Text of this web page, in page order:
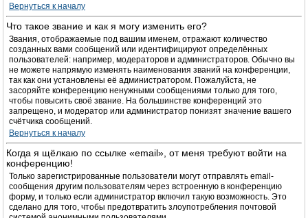
Вернуться к началу
Что такое звание и как я могу изменить его?
Звания, отображаемые под вашим именем, отражают количество
созданных вами сообщений или идентифицируют определённых
пользователей: например, модераторов и администраторов. Обычно вы
не можете напрямую изменять наименования званий на конференции,
так как они установлены её администратором. Пожалуйста, не
засоряйте конференцию ненужными сообщениями только для того,
чтобы повысить своё звание. На большинстве конференций это
запрещено, и модератор или администратор понизят значение вашего
счётчика сообщений.
Вернуться к началу
Когда я щёлкаю по ссылке «email», от меня требуют войти на
конференцию!
Только зарегистрированные пользователи могут отправлять email-
сообщения другим пользователям через встроенную в конференцию
форму, и только если администратор включил такую возможность. Это
сделано для того, чтобы предотвратить злоупотребления почтовой